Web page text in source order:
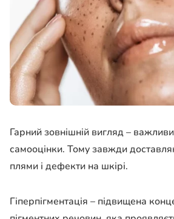
Гарний зовнішній вигляд –
самооцінки. Тому завжди
плями і дефекти на шкірі.
Гіперпігментація – підвищена